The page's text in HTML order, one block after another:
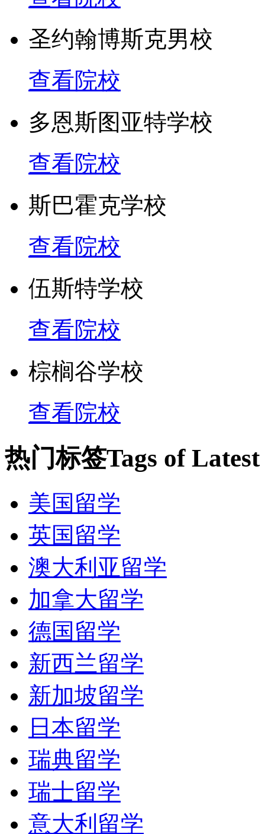
圣约翰博斯克男校
查看院校
多恩斯图亚特学校
查看院校
斯巴霍克学校
查看院校
伍斯特学校
查看院校
棕榈谷学校
查看院校
热门标签Tags of Latest
美国留学
英国留学
澳大利亚留学
加拿大留学
德国留学
新西兰留学
新加坡留学
日本留学
瑞典留学
瑞士留学
意大利留学